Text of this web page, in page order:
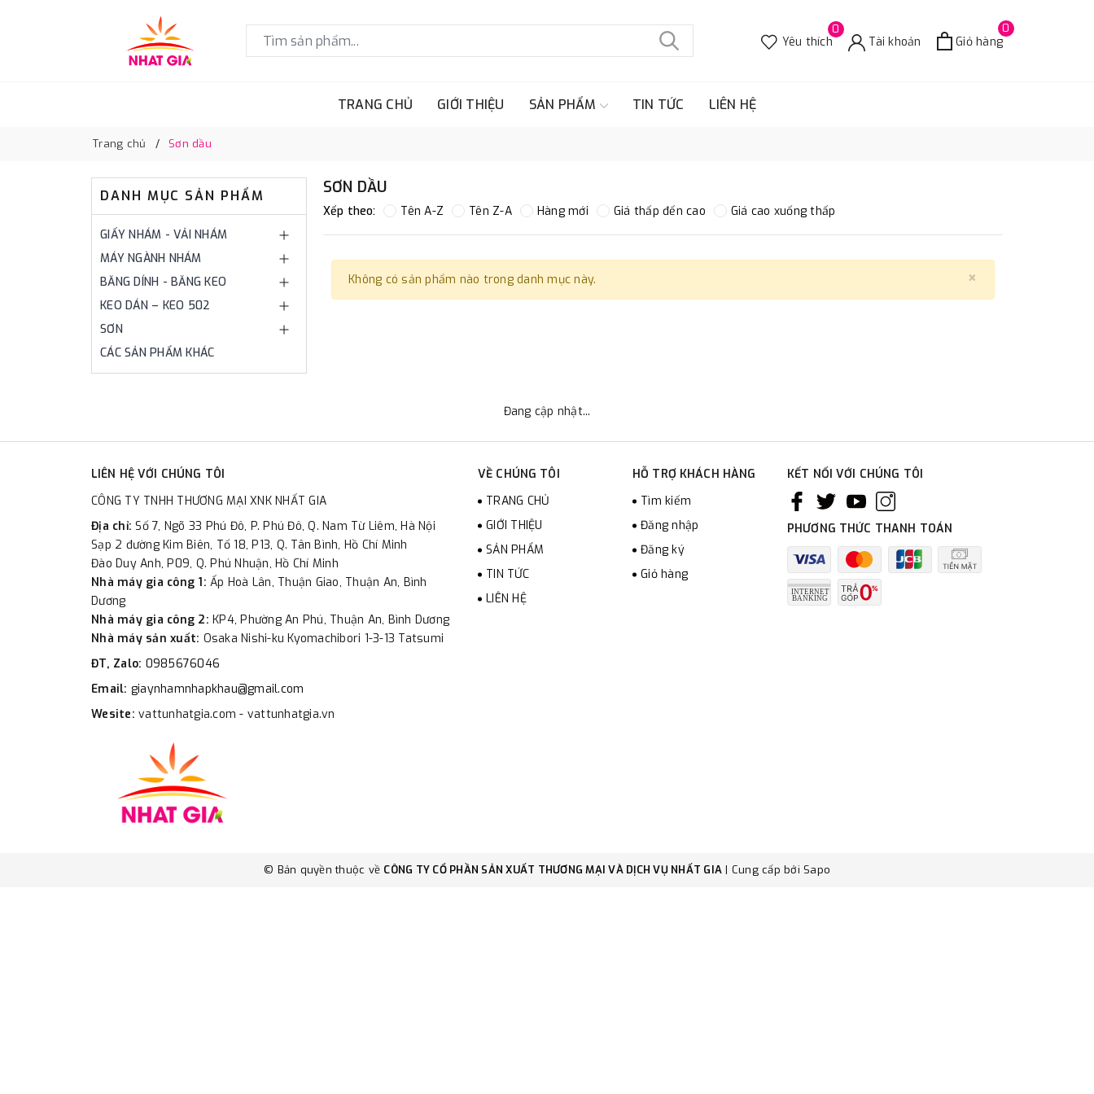
0
Yêu thích Tài khoản
0
Giỏ hàng
TRANG CHỦ GIỚI THIỆU SẢN PHẨM TIN TỨC LIÊN HỆ
Trang chủ Sơn dầu
DANH MỤC SẢN PHẨM
GIẤY NHÁM - VẢI NHÁM
MÁY NGÀNH NHÁM
BĂNG DÍNH - BĂNG KEO
KEO DÁN – KEO 502
SƠN
CÁC SẢN PHẨM KHÁC
SƠN DẦU
Xếp theo: Tên A-Z Tên Z-A Hàng mới Giá thấp đến cao Giá cao xuống thấp
×
Không có sản phẩm nào trong danh mục này.
Đang cập nhật...
LIÊN HỆ VỚI CHÚNG TÔI
CÔNG TY TNHH THƯƠNG MẠI XNK NHẤT GIA
Địa chỉ:Số 7, Ngõ 33 Phú Đô, P. Phú Đô, Q. Nam Từ Liêm, Hà Nội
Sạp 2 đường Kim Biên, Tổ 18, P13, Q. Tân Bình, Hồ Chí Minh
Đào Duy Anh, P09, Q. Phú Nhuận, Hồ Chí Minh
Nhà máy gia công 1: Ấp Hoà Lân, Thuận Giao, Thuận An, Bình
Dương
Nhà máy gia công 2: KP4, Phường An Phú, Thuận An, Bình Dương
Nhà máy sản xuất: Osaka Nishi-ku Kyomachibori 1-3-13 Tatsumi
ĐT, Zalo: 0985676046
Email: giaynhamnhapkhau@gmail.com
Wesite: vattunhatgia.com - vattunhatgia.vn
VỀ CHÚNG TÔI
TRANG CHỦ
GIỚI THIỆU
SẢN PHẨM
TIN TỨC
LIÊN HỆ
HỖ TRỢ KHÁCH HÀNG
Tìm kiếm
Đăng nhập
Đăng ký
Giỏ hàng
KẾT NỐI VỚI CHÚNG TÔI
PHƯƠNG THỨC THANH TOÁN
© Bản quyền thuộc về CÔNG TY CỔ PHẦN SẢN XUẤT THƯƠNG MẠI VÀ DỊCH VỤ NHẤT GIA | Cung cấp bởi Sapo